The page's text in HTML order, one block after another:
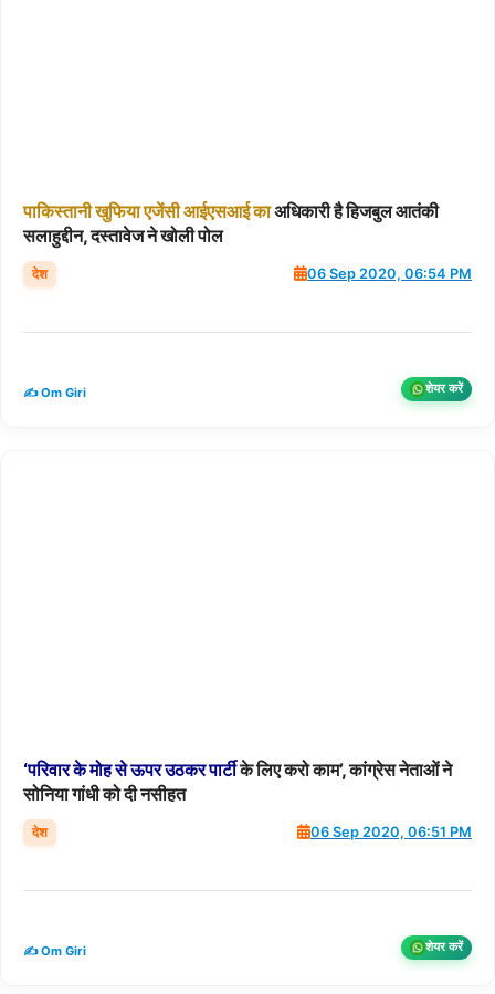
पाकिस्तानीखुफियाएजेंसीआईएसआईकाअधिकारी है हिजबुल आतंकी
सलाहुद्दीन, दस्तावेज ने खोली पोल
देश 06 Sep 2020, 06:54 PM
✍️ Om Giri शेयर करें
‘परिवारकेमोहसेऊपरउठकरपार्टीके लिए करो काम’, कांग्रेस नेताओं ने
सोनिया गांधी को दी नसीहत
देश 06 Sep 2020, 06:51 PM
✍️ Om Giri शेयर करें